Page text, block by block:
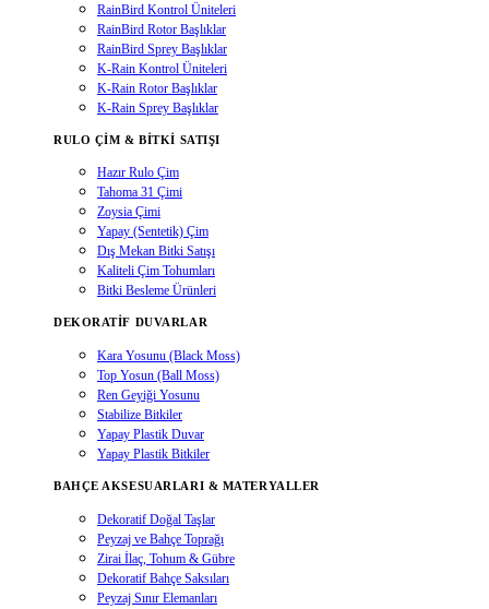
RainBird Kontrol Üniteleri
RainBird Rotor Başlıklar
RainBird Sprey Başlıklar
K-Rain Kontrol Üniteleri
K-Rain Rotor Başlıklar
K-Rain Sprey Başlıklar
RULO ÇIM & BITKI SATIŞI
Hazır Rulo Çim
Tahoma 31 Çimi
Zoysia Çimi
Yapay (Sentetik) Çim
Dış Mekan Bitki Satışı
Kaliteli Çim Tohumları
Bitki Besleme Ürünleri
DEKORATIF DUVARLAR
Kara Yosunu (Black Moss)
Top Yosun (Ball Moss)
Ren Geyiği Yosunu
Stabilize Bitkiler
Yapay Plastik Duvar
Yapay Plastik Bitkiler
BAHÇE AKSESUARLARI & MATERYALLER
Dekoratif Doğal Taşlar
Peyzaj ve Bahçe Toprağı
Zirai İlaç, Tohum & Gübre
Dekoratif Bahçe Saksıları
Peyzaj Sınır Elemanları